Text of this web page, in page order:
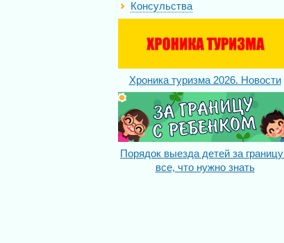
Консульства
Хроника туризма 2026. Новости
Порядок выезда детей за
все, что нужно знать